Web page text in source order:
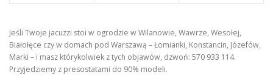
Jeśli Twoje jacuzzi stoi w ogrodzie w Wilanowie, Wawrze, Wesołej,
Białołęce czy w domach pod Warszawą – Łomianki, Konstancin, Józefów,
Marki – i masz którykolwiek z tych objawów, dzwoń: 570 933 114.
Przyjedziemy z presostatami do 90% modeli.